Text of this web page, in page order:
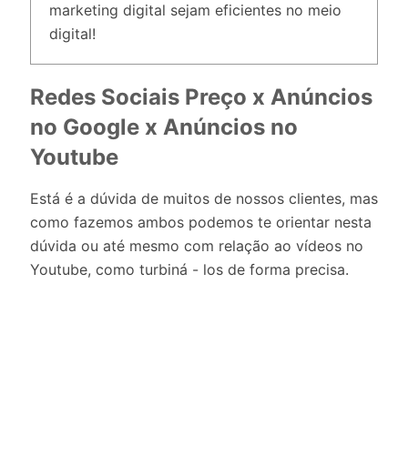
marketing digital sejam eficientes no meio
digital!
Redes Sociais Preço x Anúncios
no Google x Anúncios no
Youtube
Está é a dúvida de muitos de nossos clientes, mas
como fazemos ambos podemos te orientar nesta
dúvida ou até mesmo com relação ao vídeos no
Youtube, como turbiná - los de forma precisa.